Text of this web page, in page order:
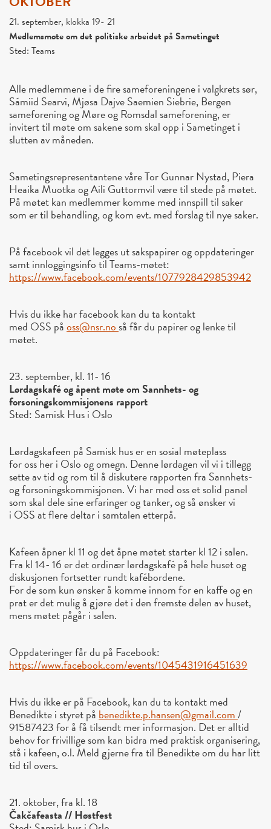
21. september, klokka 19- 21
Medlemsmøte om det politiske arbeidet på Sametinget
Sted: Teams
Alle medlemmene i de fire sameforeningene i valgkrets sør,
Sámiid Searvi, Mjøsa Dajve Saemien Siebrie, Bergen
sameforening og Møre og Romsdal sameforening, er
invitert til møte om sakene som skal opp i Sametinget i
slutten av måneden.
Sametingsrepresentantene våre Tor Gunnar Nystad, Piera
Heaika Muotka og Aili Guttormvil være til stede på møtet.
På møtet kan medlemmer komme med innspill til saker
som er til behandling, og kom evt. med forslag til nye saker.
På facebook vil det legges ut sakspapirer og oppdateringer
samt innloggingsinfo til Teams-møtet:
https://www.facebook.com/events/1077928429853942
Hvis du ikke har facebook kan du ta kontakt
med OSS påoss@nsr.no så får du papirer og lenke til
møtet.
23. september, kl. 11- 16
Lørdagskafé og åpent møte om Sannhets- og
forsoningskommisjonens rapport
Sted: Samisk Hus i Oslo
Lørdagskafeen på Samisk hus er en sosial møteplass
forossher i Oslo og omegn. Denne lørdagen vil vi i tillegg
sette av tid og rom til å diskutere rapporten fra Sannhets-
og forsoningskommisjonen. Vi har medosset solid panel
som skal dele sine erfaringer og tanker, og så ønsker vi
i OSSat flere deltar i samtalen etterpå.
Kafeen åpner kl 11 og det åpne møtet starter kl 12 i salen.
Fra kl 14- 16 er det ordinær lørdagskafé på hele huset og
diskusjonen fortsetter rundt kafébordene.
For de som kun ønsker å komme innom for en kaffe og en
prat er det mulig å gjøre det i den fremste delen av huset,
mens møtet pågår i salen.
Oppdateringer får du på Facebook:
https://www.facebook.com/events/1045431916451639
Hvis du ikke er på Facebook, kan du ta kontakt med
Benedikte i styret på benedikte.p.hansen@gmail.com/
91587423 for å få tilsendt mer informasjon. Det er alltid
behov for frivillige som kan bidra med praktisk organisering,
stå i kafeen, o.l. Meld gjerne fra til Benedikte om du har litt
tid til overs.
21. oktober, fra kl. 18
Čakčafeasta // Høstfest